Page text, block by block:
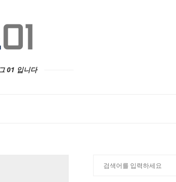
01 입니다